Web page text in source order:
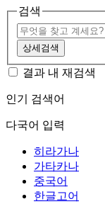
검색
상세검색
결과 내 재검색
인기 검색어
다국어 입력
히라가나
가타카나
중국어
한글고어